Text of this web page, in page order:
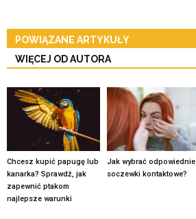
POWIĄZANE ARTYKUŁY
WIĘCEJ OD AUTORA
Chcesz kupić papugę lub
kanarka? Sprawdź, jak
zapewnić ptakom
najlepsze warunki
Jak wybrać odpowiednie
soczewki kontaktowe?